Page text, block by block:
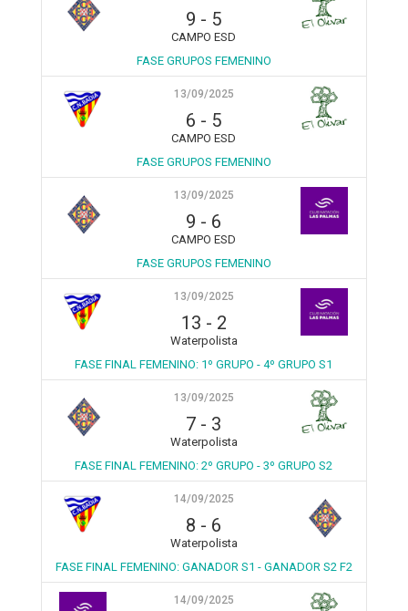
9 - 5
CAMPO ESD
FASE GRUPOS FEMENINO
13/09/2025
6 - 5
CAMPO ESD
FASE GRUPOS FEMENINO
13/09/2025
9 - 6
CAMPO ESD
FASE GRUPOS FEMENINO
13/09/2025
13 - 2
Waterpolista
FASE FINAL FEMENINO: 1º GRUPO - 4º GRUPO S1
13/09/2025
7 - 3
Waterpolista
FASE FINAL FEMENINO: 2º GRUPO - 3º GRUPO S2
14/09/2025
8 - 6
Waterpolista
FASE FINAL FEMENINO: GANADOR S1 - GANADOR S2 F2
14/09/2025